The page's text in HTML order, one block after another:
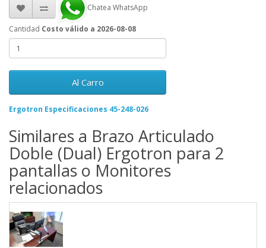
Chatea WhatsApp
Cantidad Costo válido a 2026-08-08
Al Carro
Ergotron Especificaciones 45-248-026
Similares a Brazo Articulado
Doble (Dual) Ergotron para 2
pantallas o Monitores
relacionados